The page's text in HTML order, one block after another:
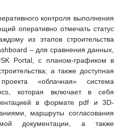
контроля выполнения
оперативно отмечать статус
из этапов строительства
– для сравнения данных,
Portal, с планом-графиком в
а также доступная
«облачная» система
которая включает в себя
в формате pdf и 3D-
маршруты согласования
документации, а также